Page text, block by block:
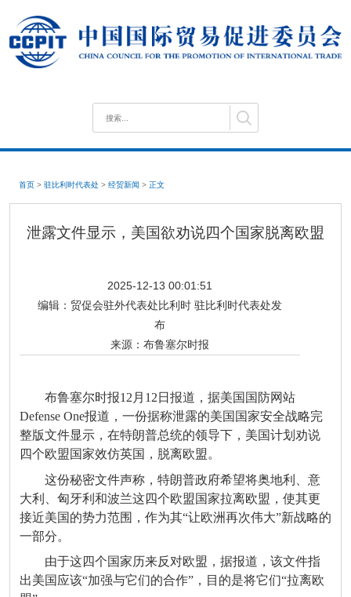
首页 > 驻比利时代表处 > 经贸新闻 > 正文
泄露文件显示，美国欲劝说四个国家脱离欧盟
2025-12-13 00:01:51
编辑： 贸促会驻外代表处比利时 驻比利时代表处发
布
来源： 布鲁塞尔时报
布鲁塞尔时报12月12日报道，据美国国防网站
Defense One报道，一份据称泄露的美国国家安全战略完
整版文件显示，在特朗普总统的领导下，美国计划劝说
四个欧盟国家效仿英国，脱离欧盟。
这份秘密文件声称，特朗普政府希望将奥地利、意
大利、匈牙利和波兰这四个欧盟国家拉离欧盟，使其更
接近美国的势力范围，作为其“让欧洲再次伟大”新战略的
一部分。
由于这四个国家历来反对欧盟，据报道，该文件指
出美国应该“加强与它们的合作”，目的是将它们“拉离欧